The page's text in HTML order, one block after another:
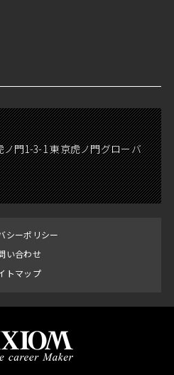
門1-3-1 東京虎ノ門グローバ
シーポリシー
い合わせ
トマップ